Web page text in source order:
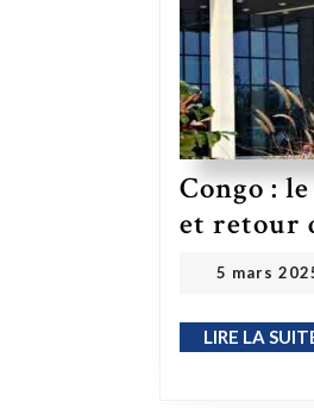
Congo :
et retour
5 mars
LIRE LA